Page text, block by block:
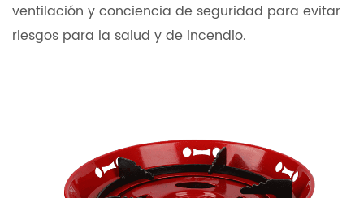
ventilación y conciencia de seguridad para evitar
riesgos para la salud y de incendio.